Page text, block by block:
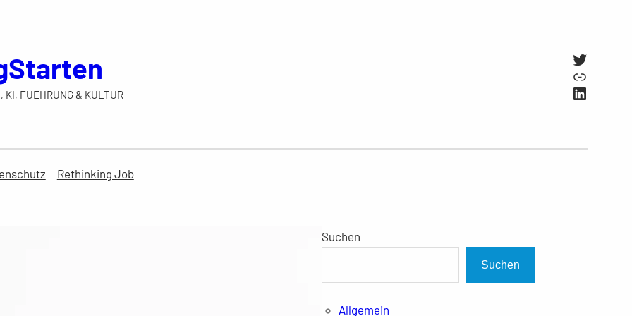
KI, FUEHRUNG & KULTUR
Twitter
Link
Rethinking Job
Suchen
Suchen
Allgemein